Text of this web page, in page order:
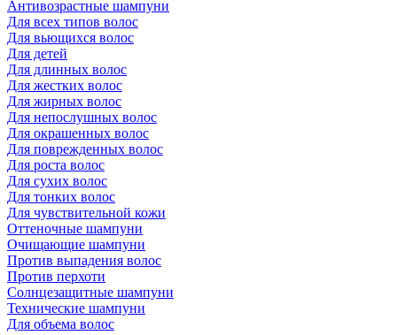
Антивозрастные шампуни
Для всех типов волос
Для вьющихся волос
Для детей
Для длинных волос
Для жестких волос
Для жирных волос
Для непослушных волос
Для окрашенных волос
Для поврежденных волос
Для роста волос
Для сухих волос
Для тонких волос
Для чувствительной кожи
Оттеночные шампуни
Очищающие шампуни
Против выпадения волос
Против перхоти
Солнцезащитные шампуни
Технические шампуни
Для объема волос